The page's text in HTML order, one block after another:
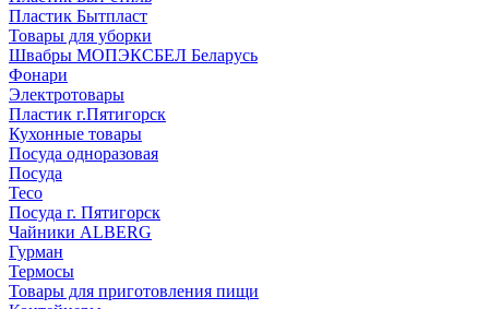
Пластик Бытпласт
Товары для уборки
Швабры МОПЭКСБЕЛ Беларусь
Фонари
Электротовары
Пластик г.Пятигорск
Кухонные товары
Посуда одноразовая
Посуда
Teco
Посуда г. Пятигорск
Чайники ALBERG
Гурман
Термосы
Товары для приготовления пищи